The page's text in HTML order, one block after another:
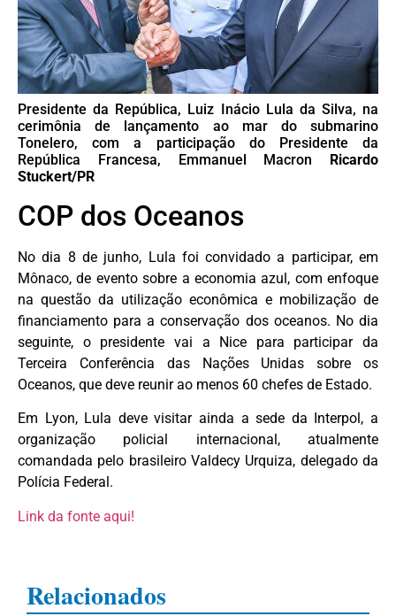
Presidente da República, Luiz Inácio Lula da Silva, na
cerimônia de lançamento ao mar do submarino
Tonelero, com a participação do Presidente da
República Francesa, Emmanuel Macron Ricardo
Stuckert/PR
COP dos Oceanos
No dia 8 de junho, Lula foi convidado a participar, em
Mônaco, de evento sobre a economia azul, com enfoque
na questão da utilização econômica e mobilização de
financiamento para a conservação dos oceanos. No dia
seguinte, o presidente vai a Nice para participar da
Terceira Conferência das Nações Unidas sobre os
Oceanos, que deve reunir ao menos 60 chefes de Estado.
Em Lyon, Lula deve visitar ainda a sede da Interpol, a
organização policial internacional, atualmente
comandada pelo brasileiro Valdecy Urquiza, delegado da
Polícia Federal.
Link da fonte aqui!
Relacionados